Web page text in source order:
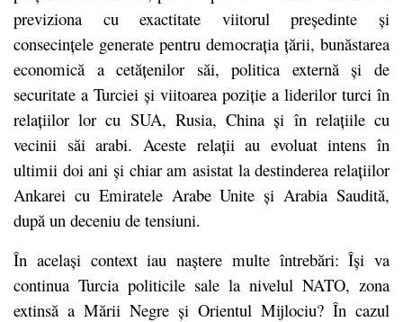
previziona cu exactitate viitorul președinte și
consecințele generate pentru democrația țării, bunăstarea
economică a cetățenilor săi, politica externă și de
securitate a Turciei și viitoarea poziție a liderilor turci în
relațiilor lor cu SUA, Rusia, China și în relațiile cu
vecinii săi arabi. Aceste relații au evoluat intens în
ultimii doi ani și chiar am asistat la destinderea relațiilor
Ankarei cu Emiratele Arabe Unite și Arabia Saudită,
după un deceniu de tensiuni.
În același context iau naștere multe întrebări: Își va
continua Turcia politicile sale la nivelul NATO, zona
extinsă a Mării Negre și Orientul Mijlociu? În cazul